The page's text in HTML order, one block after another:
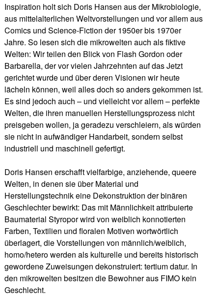
Inspiration holt sich Doris Hansen aus der Mikrobiologie,
aus mittelalterlichen Weltvorstellungen und vor allem aus
Comics und Science-Fiction der 1950er bis 1970er
Jahre. So lesen sich die mikrowelten auch als fiktive
Welten: Wir teilen den Blick von Flash Gordon oder
Barbarella, der vor vielen Jahrzehnten auf das Jetzt
gerichtet wurde und über deren Visionen wir heute
lächeln können, weil alles doch so anders gekommen ist.
Es sind jedoch auch – und vielleicht vor allem – perfekte
Welten, die ihren manuellen Herstellungsprozess nicht
preisgeben wollen, ja geradezu verschleiern, als würden
sie nicht in aufwändiger Handarbeit, sondern selbst
industriell und maschinell gefertigt.
Doris Hansen erschafft vielfarbige, anziehende, queere
Welten, in denen sie über Material und
Herstellungstechnik eine Dekonstruktion der binären
Geschlechter bewirkt: Das mit Männlichkeit attribuierte
Baumaterial Styropor wird von weiblich konnotierten
Farben, Textilien und floralen Motiven wortwörtlich
überlagert, die Vorstellungen von männlich/weiblich,
homo/hetero werden als kulturelle und bereits historisch
gewordene Zuweisungen dekonstruiert: tertium datur. In
den mikrowelten besitzen die Bewohner aus FIMO kein
Geschlecht.